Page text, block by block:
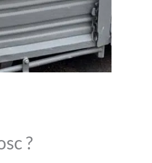
?